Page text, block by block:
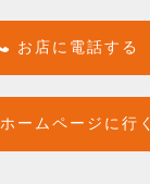
お店に電話する
ホームページに行く